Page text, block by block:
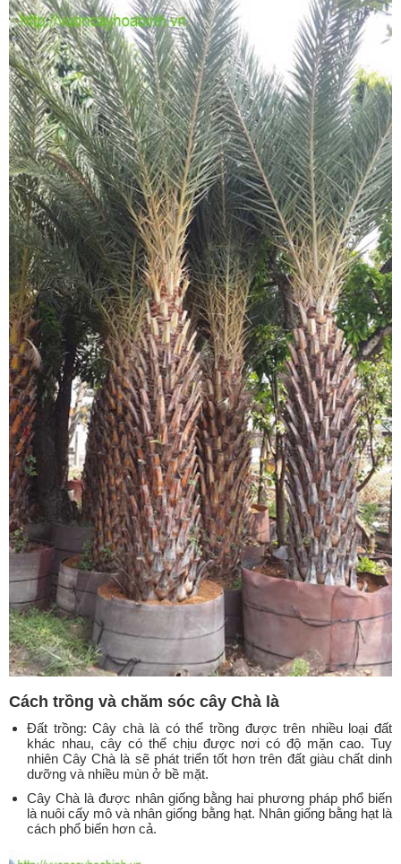
Cách trồng và chăm sóc cây Chà là
Đất trồng: Cây chà là có thể trồng được trên nhiều loại đất
khác nhau, cây có thể chịu được nơi có độ mặn cao. Tuy
nhiên Cây Chà là sẽ phát triển tốt hơn trên đất giàu chất dinh
dưỡng và nhiều mùn ở bề mặt.
Cây Chà là được nhân giống bằng hai phương pháp phổ biến
là nuôi cấy mô và nhân giống bằng hạt. Nhân giống bằng hạt là
cách phổ biến hơn cả.